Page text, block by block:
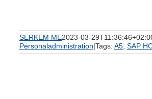
SERKEM ME2023-03-
Personaladministration|Tags: A5 SAP